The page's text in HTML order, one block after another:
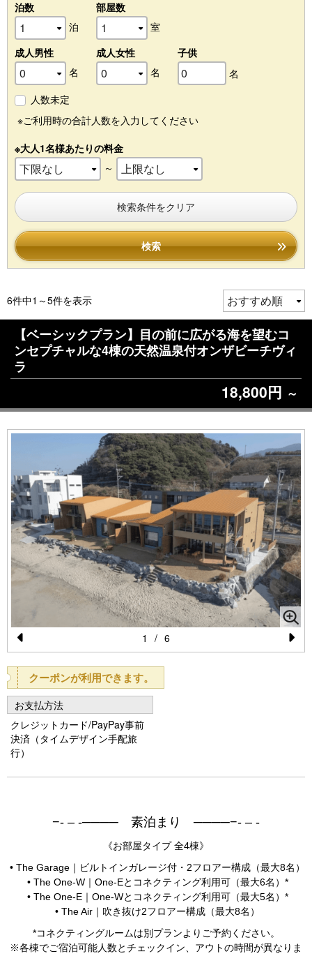
泊数
泊
部屋数
室
成人男性
名
成人女性
名
子供
名
人数未定
※ご利用時の合計人数を入力してください
※大人1名様あたりの料金
～
検索条件をクリア
検索
6件中1～5件を表示
【ベーシックプラン】目の前に広がる海を望むコ
ンセプチャルな4棟の天然温泉付オンザビーチヴィ
ラ
18,800円 ～
Pr
vi
o
u
s
N
1 / 6
クーポンが利用できます。
お支払方法
クレジットカード/PayPay事前
決済（タイムデザイン手配旅
行）
−- – -──── 素泊まり ────−- – -
《お部屋タイプ 全4棟》
• The Garage｜ビルトインガレージ付・2フロアー構成（最大8名）
• The One-W｜One-Eとコネクティング利用可（最大6名）*
• The One-E｜One-Wとコネクティング利用可（最大5名）*
• The Air｜吹き抜け2フロアー構成（最大8名）
*コネクティングルームは別プランよりご予約ください。
※各棟でご宿泊可能人数とチェックイン、アウトの時間が異なりま